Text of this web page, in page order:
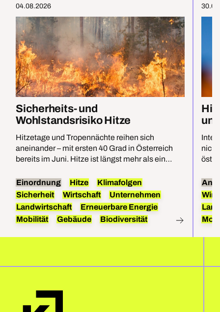
04.08.2026
Sicherheits- und
Wohlstandsrisiko Hitze
Hitzetage und Tropennächte reihen sich
aneinander – mit ersten 40 Grad in Österreich
bereits im Juni. Hitze ist längst mehr als ein
Sicherheit und den Wohlstand im Land. Für
effektiven Hitzeschutz braucht es beides:
Anpassungen und die Befreiung von Öl, Kohle
und Gas.
Einordnung Hitze
Klimafolgen
Sicherheit
Wirtschaft
Unternehmen
Landwirtschaft
Erneuerbare Energie
Mobilität
Gebäude Biodiversität
nicht